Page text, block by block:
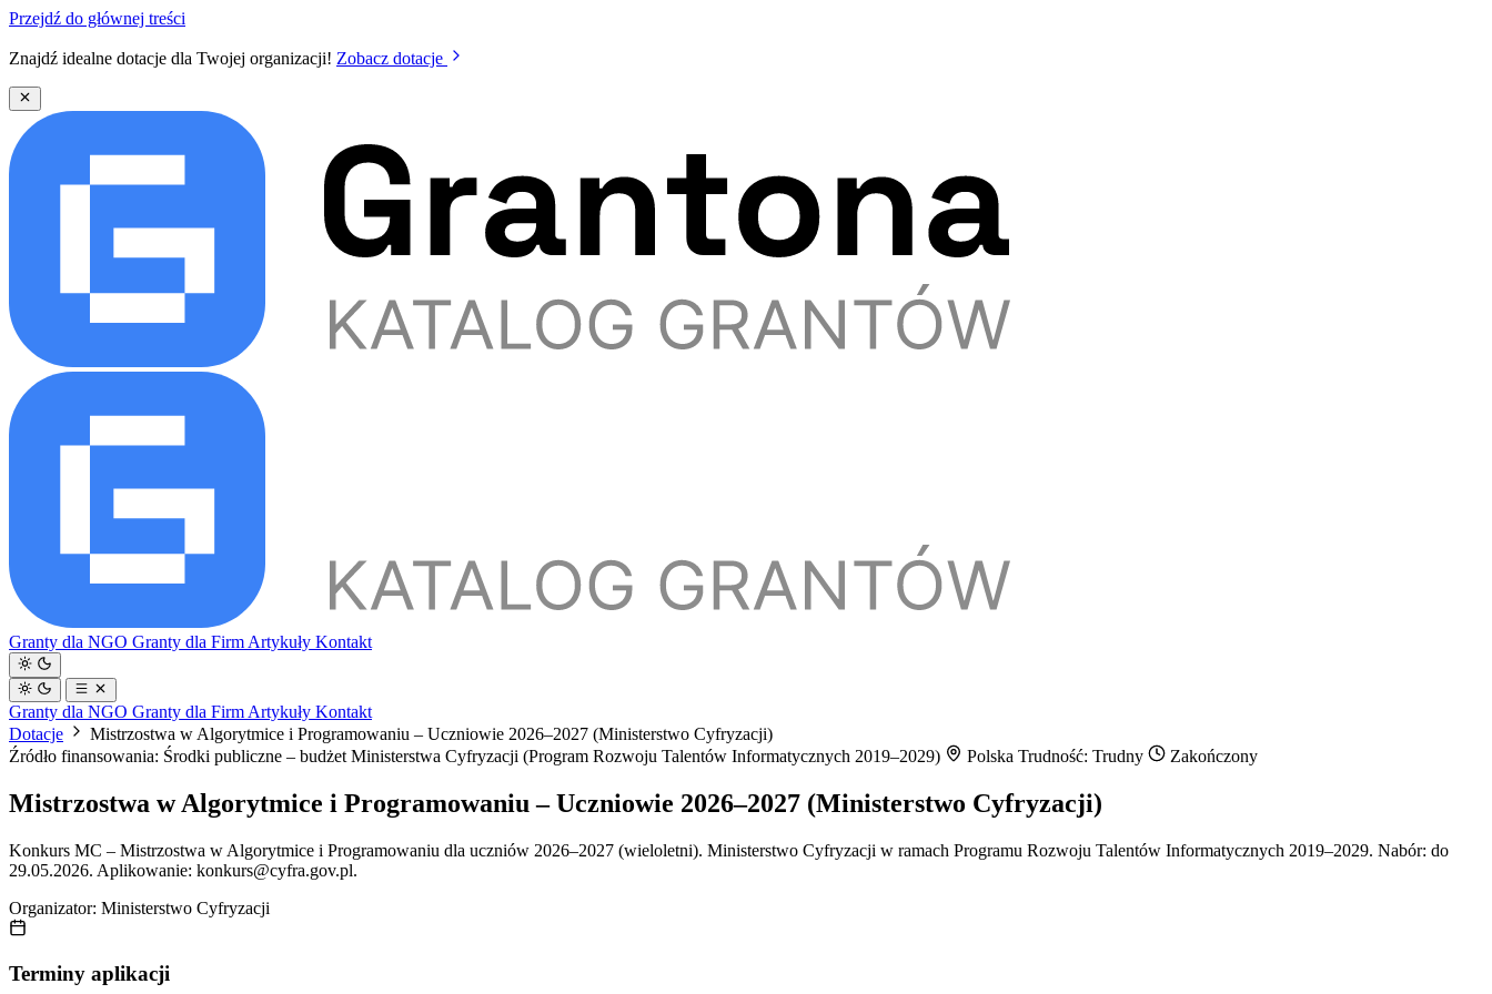
Przejdź do głównej treści
Znajdź idealne dotacje dla Twojej organizacji! Zobacz dotacje
Granty dla NGO Granty dla Firm Artykuły Kontakt
Granty dla NGO Granty dla Firm Artykuły Kontakt
Dotacje
Mistrzostwa w Algorytmice i Programowaniu – Uczniowie 2026–2027 (Ministerstwo Cyfryzacji)
Źródło finansowania: Środki publiczne – budżet Ministerstwa Cyfryzacji (Program Rozwoju Talentów Informatycznych 2019–2029)
Polska Trudność: Trudny Zakończony
Mistrzostwa w Algorytmice i Programowaniu – Uczniowie 2026–2027 (Ministerstwo Cyfryzacji)
Konkurs MC – Mistrzostwa w Algorytmice i Programowaniu dla uczniów 2026–2027 (wieloletni). Ministerstwo Cyfryzacji w ramach Programu Rozwoju Talentów Informatycznych 2019–2029. Nabór: do
29.05.2026. Aplikowanie: konkurs@cyfra.gov.pl.
Organizator: Ministerstwo Cyfryzacji
Terminy aplikacji